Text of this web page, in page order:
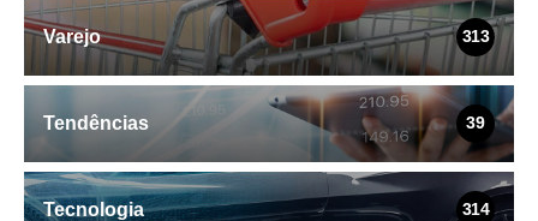
Varejo 313
Tendências 39
Tecnologia 314